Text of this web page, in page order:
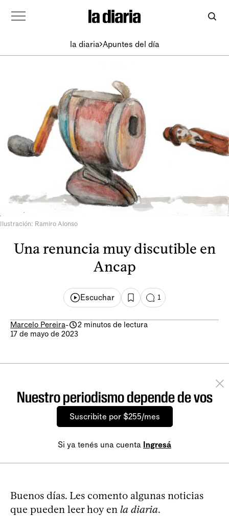
la diaria Apuntes del día
Ilustración: Ramiro Alonso
Una renuncia muy discutible en
Ancap
Escuchar 1
Marcelo Pereira-
2 minutos de lectura
17 de mayo de 2023
Nuestro periodismo depende de vos
Suscribite por $255/mes
Si ya tenés una cuenta Ingresá
Buenos días. Les comento algunas noticias
que pueden leer hoy en la diaria.